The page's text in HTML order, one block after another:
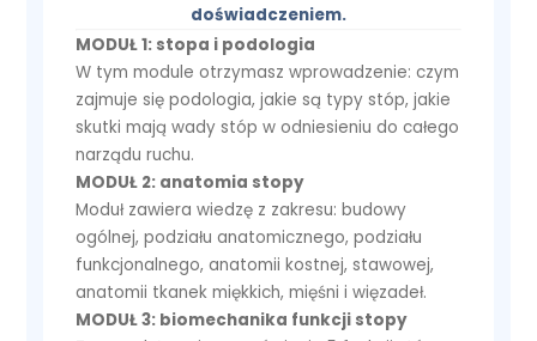
doświadczeniem.
MODUŁ 1: stopa i podologia
W tym module otrzymasz wprowadzenie: czym
zajmuje się podologia, jakie są typy stóp, jakie
skutki mają wady stóp w odniesieniu do całego
narządu ruchu.
MODUŁ 2: anatomia stopy
Moduł zawiera wiedzę z zakresu: budowy
ogólnej, podziału anatomicznego, podziału
funkcjonalnego, anatomii kostnej, stawowej,
anatomii tkanek miękkich, mięśni i więzadeł.
MODUŁ 3: biomechanika funkcji stopy